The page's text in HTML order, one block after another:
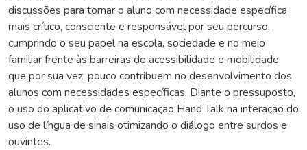
discussões para tornar o aluno com necessidade específica
mais crítico, consciente e responsável por seu percurso,
cumprindo o seu papel na escola, sociedade e no meio
familiar frente às barreiras de acessibilidade e mobilidade
que por sua vez, pouco contribuem no desenvolvimento dos
alunos com necessidades específicas. Diante o pressuposto,
o uso do aplicativo de comunicação Hand Talk na interação do
uso de língua de sinais otimizando o diálogo entre surdos e
ouvintes.